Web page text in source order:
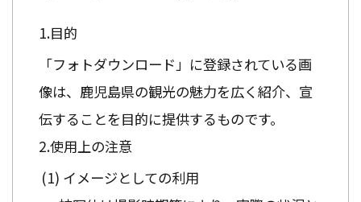
目的
「フォトダウンロード」に登録されている画
像は、鹿児島県の観光の魅力を広く紹介、宣
伝することを目的に提供するものです。
使用上の注意
イメージとしての利用